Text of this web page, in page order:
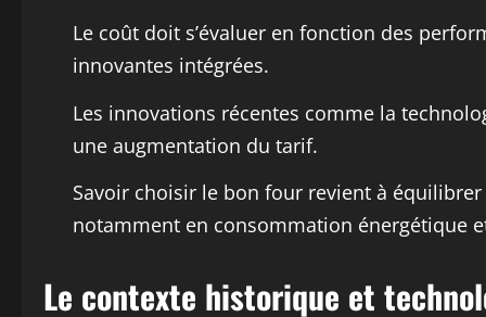
Le coût doit s’évaluer en fonction des
innovantes intégrées.
Les innovations récentes comme la
une augmentation du tarif.
Savoir choisir le bon four revient à
notamment en consommation énergétique
Le contexte historique et